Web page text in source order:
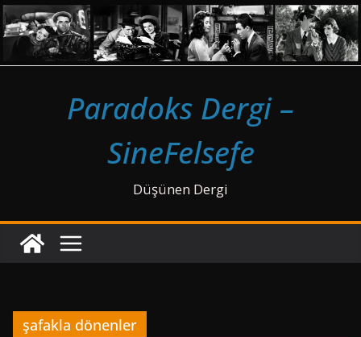
Skip
to
content
Paradoks Dergi –
SineFelsefe
Düşünen Dergi
şafakla dönenler